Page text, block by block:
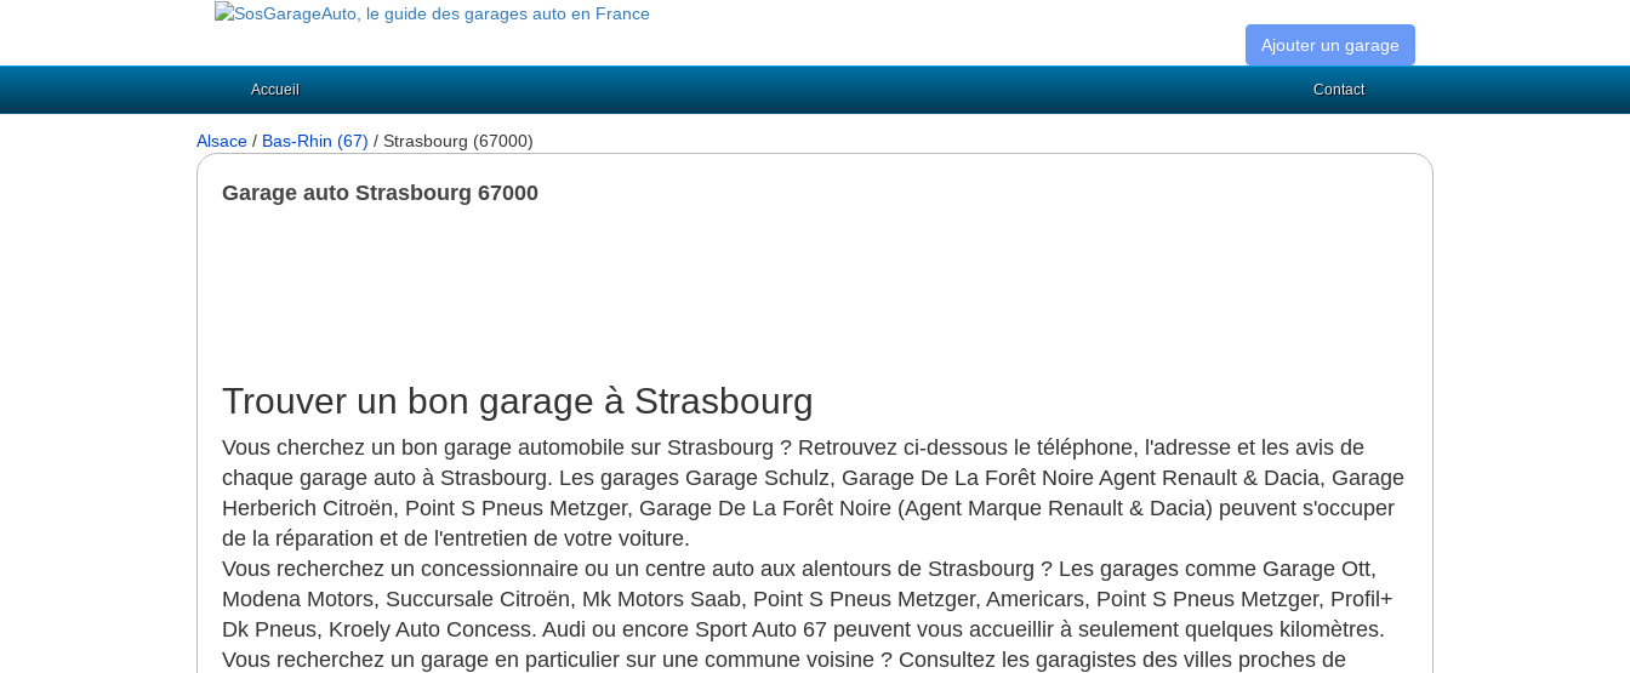
Ajouter un garage
Accueil Contact
Alsace / Bas-Rhin (67) / Strasbourg (67000)
Garage auto Strasbourg 67000
Trouver un bon garage à Strasbourg
Vous cherchez un bon garage automobile sur Strasbourg ? Retrouvez ci-dessous le téléphone, l'adresse et les avis de
chaque garage auto à Strasbourg. Les garages Garage Schulz, Garage De La Forêt Noire Agent Renault & Dacia, Garage
Herberich Citroën, Point S Pneus Metzger, Garage De La Forêt Noire (Agent Marque Renault & Dacia) peuvent s'occuper
de la réparation et de l'entretien de votre voiture.
Vous recherchez un concessionnaire ou un centre auto aux alentours de Strasbourg ? Les garages comme Garage Ott,
Modena Motors, Succursale Citroën, Mk Motors Saab, Point S Pneus Metzger, Americars, Point S Pneus Metzger, Profil+
Dk Pneus, Kroely Auto Concess. Audi ou encore Sport Auto 67 peuvent vous accueillir à seulement quelques kilomètres.
Vous recherchez un garage en particulier sur une commune voisine ? Consultez les garagistes des villes proches de